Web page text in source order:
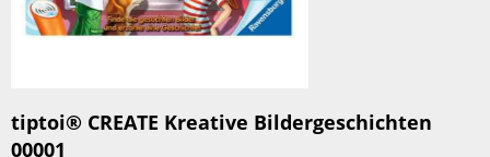
tiptoi® CREATE Kreative Bildergeschichten
00001